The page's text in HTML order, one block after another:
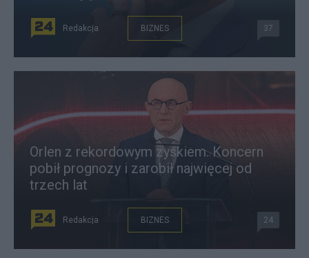
Redakcja BIZNES 37
Orlen z rekordowym zyskiem. Koncern
pobił prognozy i zarobił najwięcej od
trzech lat
Redakcja BIZNES 24